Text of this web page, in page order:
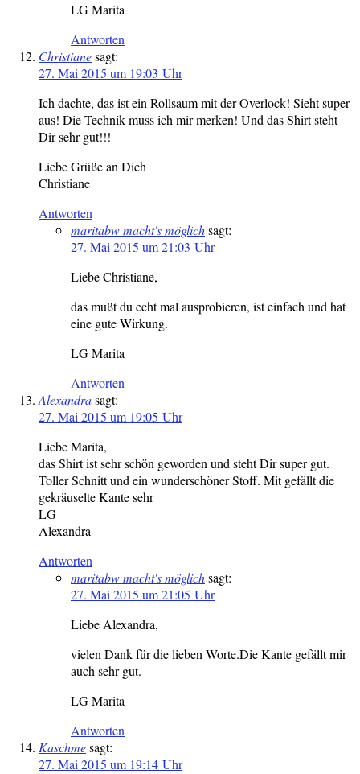
LG Marita
Antworten
Christianesagt:
27. Mai 2015 um 19:03 Uhr
Ich dachte, das ist ein Rollsaum mit der Overlock! Sieht super
aus! Die Technik muss ich mir merken! Und das Shirt steht
Dir sehr gut!!!
Liebe Grüße an Dich
Christiane
Antworten
maritabw macht's möglichsagt:
27. Mai 2015 um 21:03 Uhr
Liebe Christiane,
das mußt du echt mal ausprobieren, ist einfach und hat
eine gute Wirkung.
LG Marita
Antworten
Alexandrasagt:
27. Mai 2015 um 19:05 Uhr
Liebe Marita,
das Shirt ist sehr schön geworden und steht Dir super gut.
Toller Schnitt und ein wunderschöner Stoff. Mit gefällt die
gekräuselte Kante sehr
LG
Alexandra
Antworten
maritabw macht's möglichsagt:
27. Mai 2015 um 21:05 Uhr
Liebe Alexandra,
vielen Dank für die lieben Worte.Die Kante gefällt mir
auch sehr gut.
LG Marita
Antworten
Kaschmesagt:
27. Mai 2015 um 19:14 Uhr